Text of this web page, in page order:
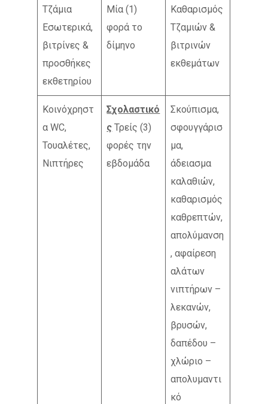
Τζάμια
Εσωτερικά,
βιτρίνες &
προσθήκες
εκθετηρίου
Μία (1)
φορά το
δίμηνο
Καθαρισμός
Τζαμιών &
βιτρινών
εκθεμάτων
Κοινόχρηστ
α WC,
Τουαλέτες,
Νιπτήρες
Σχολαστικό
ς Τρείς (3)
φορές την
εβδομάδα
Σκούπισμα,
σφουγγάρισ
μα,
άδειασμα
καλαθιών,
καθαρισμός
καθρεπτών,
απολύμανση
, αφαίρεση
αλάτων
νιπτήρων –
λεκανών,
βρυσών,
δαπέδου –
χλώριο –
απολυμαντι
κό